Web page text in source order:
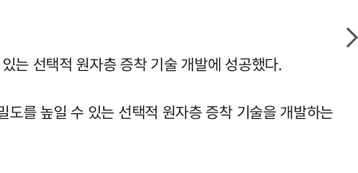
는 선택적 원자층 증착 기술 개발에 성공했다.
를 높일 수 있는 선택적 원자층 증착 기술을 개발하는